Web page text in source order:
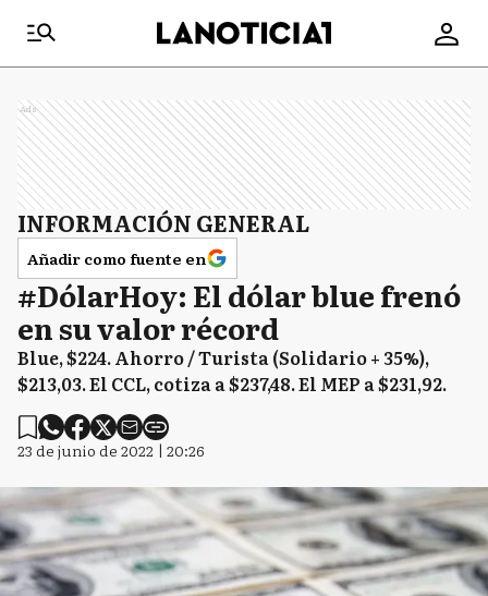
Ads
INFORMACIÓN GENERAL
Añadir como fuente en
#DólarHoy: El dólar blue frenó
en su valor récord
Blue, $224. Ahorro / Turista (Solidario + 35%),
$213,03. El CCL, cotiza a $237,48. El MEP a $231,92.
23 de junio de 2022 | 20:26